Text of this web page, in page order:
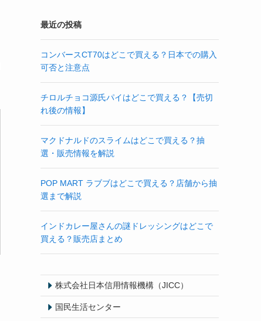
最近の投稿
コンバースCT70はどこで買える？日本での購入
可否と注意点
チロルチョコ源氏パイはどこで買える？【売切
れ後の情報】
マクドナルドのスライムはどこで買える？抽
選・販売情報を解説
POP MART ラブブはどこで買える？店舗から抽
選まで解説
インドカレー屋さんの謎ドレッシングはどこで
買える？販売店まとめ
株式会社日本信用情報機構（JICC）
国民生活センター